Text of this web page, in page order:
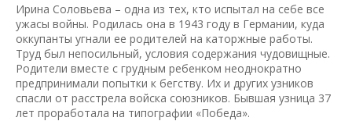
Ирина Соловьева – одна из тех, кто испытал на себе все
ужасы войны. Родилась она в 1943 году в Германии, куда
оккупанты угнали ее родителей на каторжные работы.
Труд был непосильный, условия содержания чудовищные.
Родители вместе с грудным ребенком неоднократно
предпринимали попытки к бегству. Их и других узников
спасли от расстрела войска союзников. Бывшая узница 37
лет проработала на типографии «Победа».